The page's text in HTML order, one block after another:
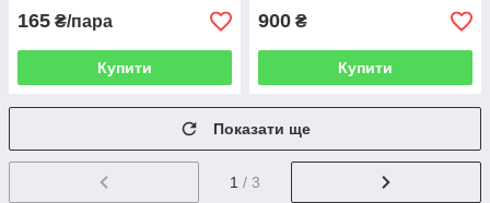
165 ₴/пара
Купити
900 ₴
Купити
Показати ще
1 / 3